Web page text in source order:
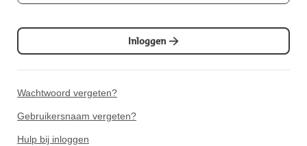
Inloggen
Wachtwoord vergeten?
Gebruikersnaam vergeten?
Hulp bij inloggen